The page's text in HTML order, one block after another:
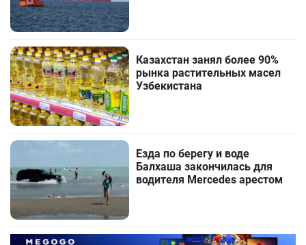
Казахстан занял более 90%
рынка растительных масел
Узбекистана
Езда по берегу и воде
Балхаша закончилась для
водителя Mercedes арестом